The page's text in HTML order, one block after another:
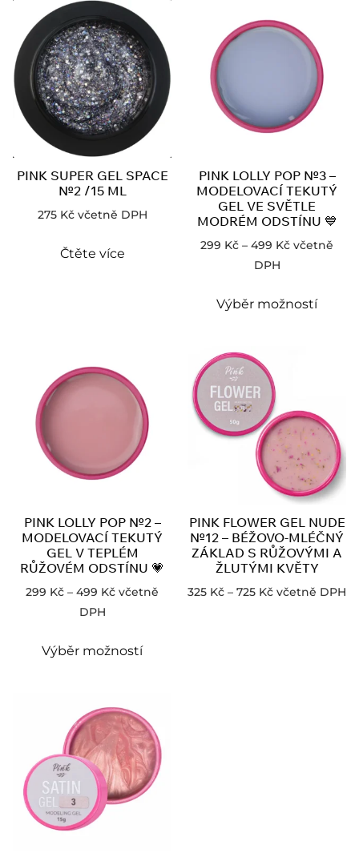
PINK SUPER GEL SPACE
№2 /15 ML
275 Kč včetně DPH
Čtěte více
PINK LOLLY POP №3 –
MODELOVACÍ TEKUTÝ
GEL VE SVĚTLE
MODRÉM ODSTÍNU 💙
299 Kč – 499 Kč včetně
DPH
Výběr možností
PINK LOLLY POP №2 –
MODELOVACÍ TEKUTÝ
GEL V TEPLÉM
RŮŽOVÉM ODSTÍNU 💗
299 Kč – 499 Kč včetně
DPH
Výběr možností
PINK FLOWER GEL NUDE
№12 – BÉŽOVO-MLÉČNÝ
ZÁKLAD S RŮŽOVÝMI A
ŽLUTÝMI KVĚTY
325 Kč – 725 Kč včetně DPH